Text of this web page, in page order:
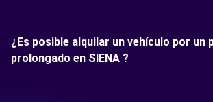
¿Es posible alquilar un vehículo por un
prolongado en SIENA ?